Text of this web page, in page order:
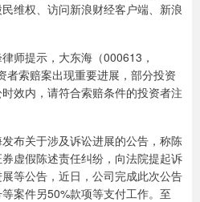
维权、访问新浪财经客户端、新浪
提示，大东海（000613，
者索赔案出现重要进展，部分投资
效内，请符合索赔条件的投资者注
关于涉及诉讼进展的公告，称陈
虚假陈述责任纠纷，向法院提起诉
等公告，近日，公司完成此次公告
案件另50%款项等支付工作。至